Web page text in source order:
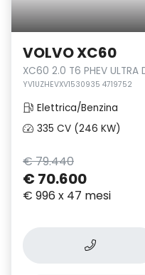
VOLVO XC60
XC60 2.0 T6 PHEV ULTRA
YV1UZHEVXV1530935 4719752
Elettrica/Benzina
335 CV (246 KW)
€ 79.440
€ 70.600
€ 996 x 47 mesi